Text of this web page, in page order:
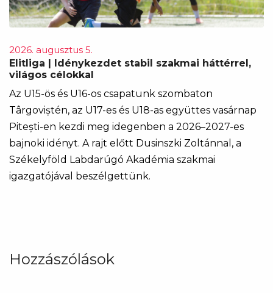
2026. augusztus 5.
Elitliga | Idénykezdet stabil szakmai háttérrel,
világos célokkal
Az U15-ös és U16-os csapatunk szombaton
Târgoviștén, az U17-es és U18-as együttes vasárnap
Pitești-en kezdi meg idegenben a 2026–2027-es
bajnoki idényt. A rajt előtt Dusinszki Zoltánnal, a
Székelyföld Labdarúgó Akadémia szakmai
igazgatójával beszélgettünk.
Hozzászólások